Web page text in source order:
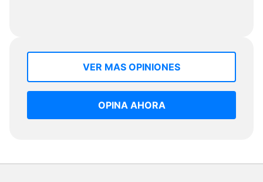
VER MAS OPINIONES
OPINA AHORA